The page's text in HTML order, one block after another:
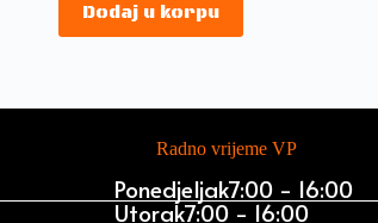
Dodaj u korpu
Radno vrijeme VP
Ponedjeljak7:00 - 16:00
Utorak7:00 - 16:00